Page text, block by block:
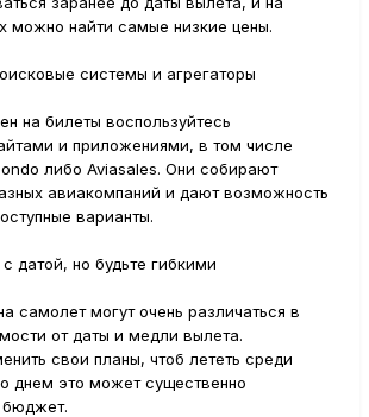
можно найти самые низкие цены.
системы и агрегаторы
на билеты воспользуйтесь
и приложениями, в том числе
либо Aviasales. Они собирают
авиакомпаний и дают возможность
варианты.
датой, но будьте гибкими
самолет могут очень различаться в
от даты и медли вылета.
свои планы, чтоб лететь среди
днем это может существенно